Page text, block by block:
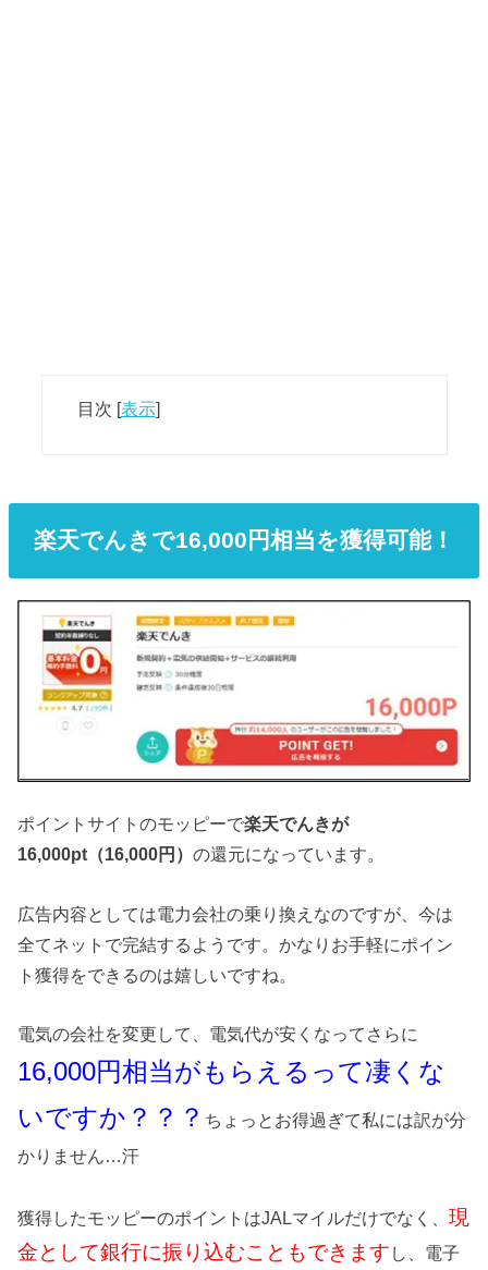
目次 [表示]
楽天でんきで16,000円相当を獲得可能！
ポイントサイトのモッピーで楽天でんきが
16,000pt（16,000円）の還元になっています。
広告内容としては電力会社の乗り換えなのですが、今は
全てネットで完結するようです。かなりお手軽にポイン
ト獲得をできるのは嬉しいですね。
電気の会社を変更して、電気代が安くなってさらに
16,000円相当がもらえるって凄くな
いですか？？？ ちょっとお得過ぎて私には訳が分
かりません…汗
獲得したモッピーのポイントはJALマイルだけでなく、現
金として銀行に振り込むこともできます し、電子